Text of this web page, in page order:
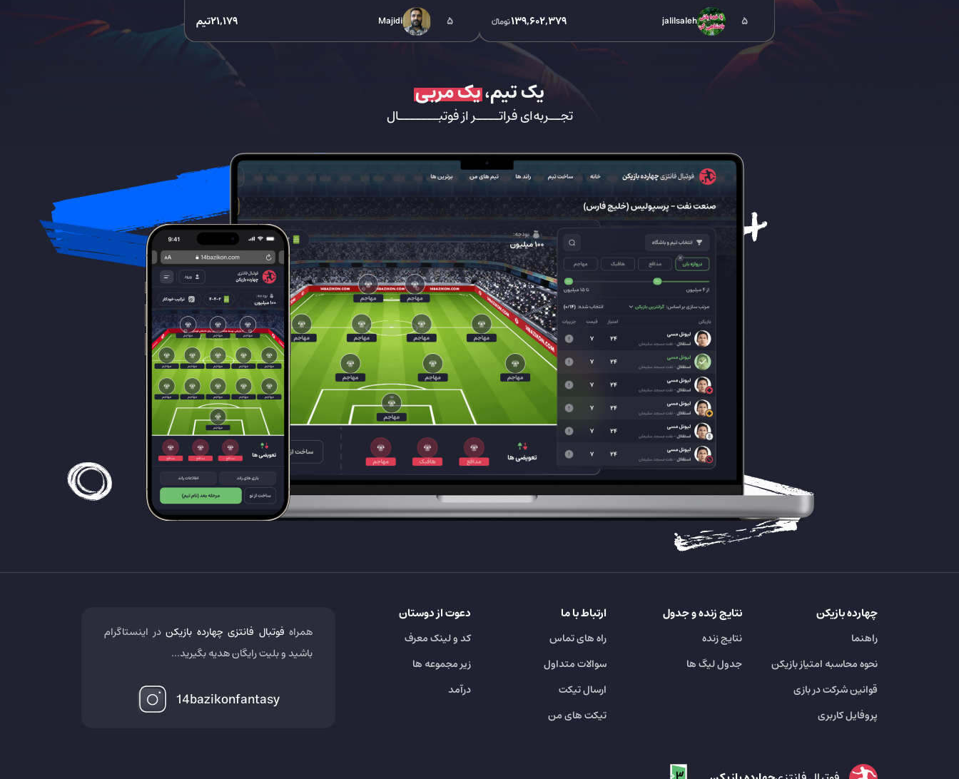
5
jalilsaleh
139,602,379
5
Majidi
21,179تیم
یک تیم،یک مربی
تجــربه‌ای فراتــــر از فوتبـــــــال
چهارده بازیکن
راهنما
نحوه محاسبه امتیاز بازیکن
قوانین شرکت در بازی
پروفایل کاربری
نتایج زنده و جدول
نتایج زنده
جدول لیگ ها
ارتباط با ما
راه های تماس
سوالات متداول
ارسال تیکت
تیکت های من
دعوت از دوستان
کد و لینک معرف
زیر مجموعه ها
درآمد
همراه فوتبال فانتزی چهارده بازیکن در اینستاگرام
باشید و بلیت رایگان هدیه بگیرید...
14bazikonfantasy